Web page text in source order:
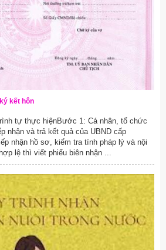
kết hôn
tự thực hiệnBước 1: Cá nhân, tổ chức
nhận và trả kết quả của UBND cấp
nhận hồ sơ, kiểm tra tính pháp lý và nội
lệ thì viết phiếu biên nhận ...